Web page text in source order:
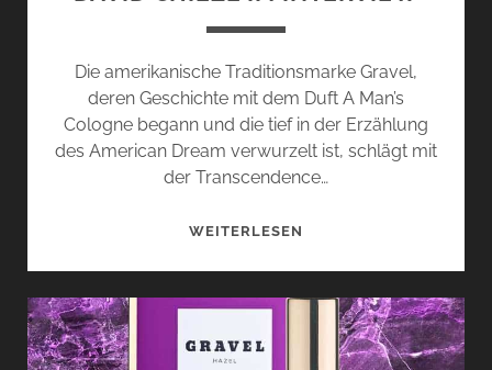
Die amerikanische Traditionsmarke Gravel,
deren Geschichte mit dem Duft A Man’s
Cologne begann und die tief in der Erzählung
des American Dream verwurzelt ist, schlägt mit
der Transcendence…
WEITERLESEN
COLLECTION
GRAVEL